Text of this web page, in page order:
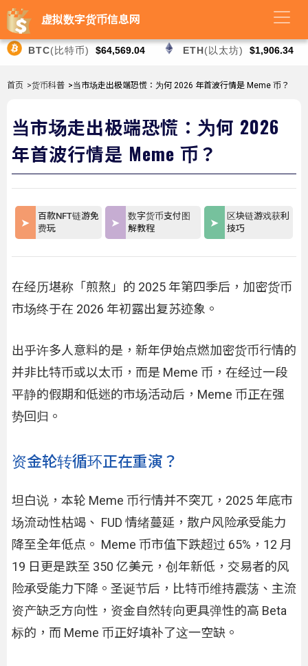
虚拟数字货币信息网
BTC(比特币) $64,569.04 ETH(以太坊) $1,906.34
首页 >货币科普 >当市场走出极端恐慌：为何 2026 年首波行情是 Meme 币？
当市场走出极端恐慌：为何 2026
年首波行情是 Meme 币？
百款NFT链游免
费玩
数字货币支付图
解教程
区块链游戏获利
技巧
在经历堪称「煎熬」的 2025 年第四季后，加密货币
市场终于在 2026 年初露出复苏迹象。
出乎许多人意料的是，新年伊始点燃加密货币行情的
并非比特币或以太币，而是 Meme 币，在经过一段
平静的假期和低迷的市场活动后，Meme 币正在强
势回归。
资金轮转循环正在重演？
坦白说，本轮 Meme 币行情并不突兀，2025 年底市
场流动性枯竭、 FUD 情绪蔓延，散户风险承受能力
降至全年低点。 Meme 币市值下跌超过 65%，12 月
19 日更是跌至 350 亿美元，创年新低，交易者的风
险承受能力下降。圣诞节后，比特币维持震荡、主流
资产缺乏方向性，资金自然转向更具弹性的高 Beta
标的，而 Meme 币正好填补了这一空缺。